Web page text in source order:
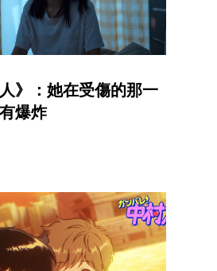
人》：她在受傷的那一
爆炸